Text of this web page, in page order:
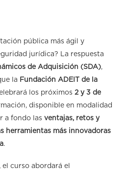
pública más ágil y
jurídica? La respuesta
de Adquisición (SDA),
la Fundación ADEIT de la
los próximos 2 y 3 de
disponible en modalidad
a fondo las ventajas, retos y
herramientas más innovadoras
.
curso abordará el